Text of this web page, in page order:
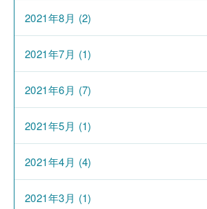
2021年8月 (2)
2021年7月 (1)
2021年6月 (7)
2021年5月 (1)
2021年4月 (4)
2021年3月 (1)